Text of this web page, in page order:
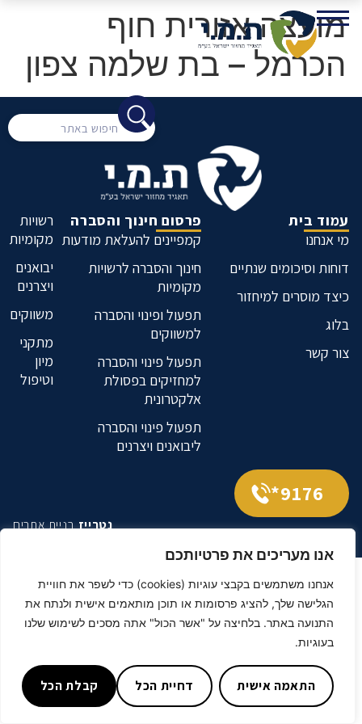
אנו מעריכים את פרטיותכם
אנחנו משתמשים בקבצי עוגיות (cookies) כדי לשפר את חוויית
הגלישה שלך, להציג פרסומות או תוכן מותאמים אישית ולנתח את
התנועה באתר. בלחיצה על "אשר הכול" אתה מסכים לשימוש שלנו
בעוגיות.
התאמה אישית דחיית הכל קבלת הכל
מועצה אזורית חוף
הכרמל – בת שלמה צפון
עמוד בית
מי אנחנו
דוחות וסיכומים שנתיים
כיצד מוסרים למיחזור
בלוג
צור קשר
פרסום חינוך והסברה
קמפיינים להעלאת מודעות
חינוך והסברה לרשויות
מקומיות
תפעול ופינוי והסברה
למשווקים
תפעול פינוי והסברה
למחזיקים בפסולת
אלקטרונית
תפעול פינוי והסברה
ליבואנים ויצרנים
רשויות
מקומיות
יבואנים
ויצרנים
משווקים
מתקני
מיון
וטיפול
9176*
נטרייזבניית אתרים